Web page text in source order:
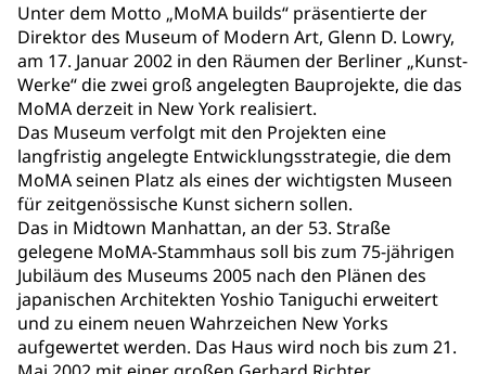
Unter dem Motto „MoMA builds“ präsentierte der
Direktor des Museum of Modern Art, Glenn D. Lowry,
am 17. Januar 2002 in den Räumen der Berliner „Kunst-
Werke“ die zwei groß angelegten Bauprojekte, die das
MoMA derzeit in New York realisiert.
Das Museum verfolgt mit den Projekten eine
langfristig angelegte Entwicklungsstrategie, die dem
MoMA seinen Platz als eines der wichtigsten Museen
für zeitgenössische Kunst sichern sollen.
Das in Midtown Manhattan, an der 53. Straße
gelegene MoMA-Stammhaus soll bis zum 75-jährigen
Jubiläum des Museums 2005 nach den Plänen des
japanischen Architekten Yoshio Taniguchi erweitert
und zu einem neuen Wahrzeichen New Yorks
aufgewertet werden. Das Haus wird noch bis zum 21.